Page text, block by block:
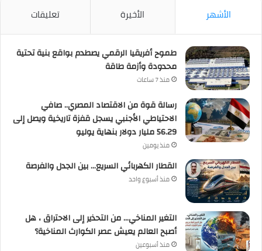
الأشهر الأخيرة تعليقات
طموح أفريقيا الرقمي يصطدم بواقع بنية تحتية
محدودة وأزمة طاقة
منذ 7 ساعات
رسالة قوة من الاقتصاد المصري.. صافي
الاحتياطي الأجنبي يسجل قفزة تاريخية ويصل إلى
56.29 مليار دولار بنهاية يوليو
منذ يومين
القطار الكهربائي السريع… بين الجدل والفرصة
منذ أسبوع واحد
التغير المناخي… من التحذير إلى الاحتراق ، هل
أصبح العالم يعيش عصر الكوارث المناخية؟
منذ أسبوعين